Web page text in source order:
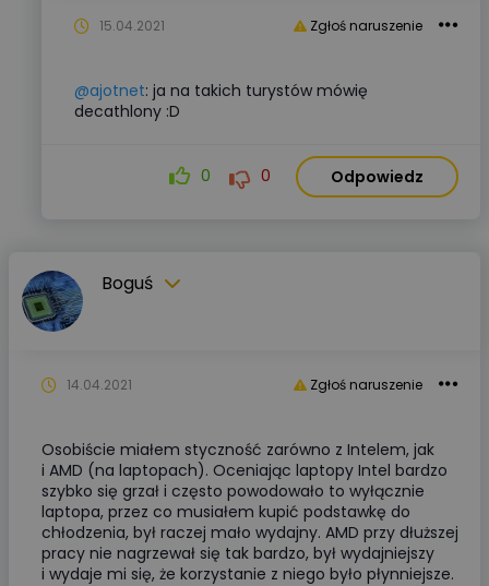
Zgłoś naruszenie
15.04.2021
@ajotnet: ja na takich turystów mówię
decathlony :D
0 0 Odpowiedz
Boguś
Zgłoś naruszenie
14.04.2021
Osobiście miałem styczność zarówno z Intelem, jak
i AMD (na laptopach). Oceniając laptopy Intel bardzo
szybko się grzał i często powodowało to wyłącznie
laptopa, przez co musiałem kupić podstawkę do
chłodzenia, był raczej mało wydajny. AMD przy dłuższej
pracy nie nagrzewał się tak bardzo, był wydajniejszy
i wydaje mi się, że korzystanie z niego było płynniejsze.